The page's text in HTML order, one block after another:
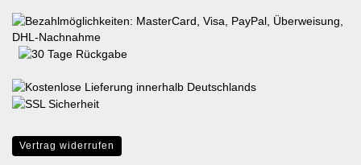
Vertrag widerrufen